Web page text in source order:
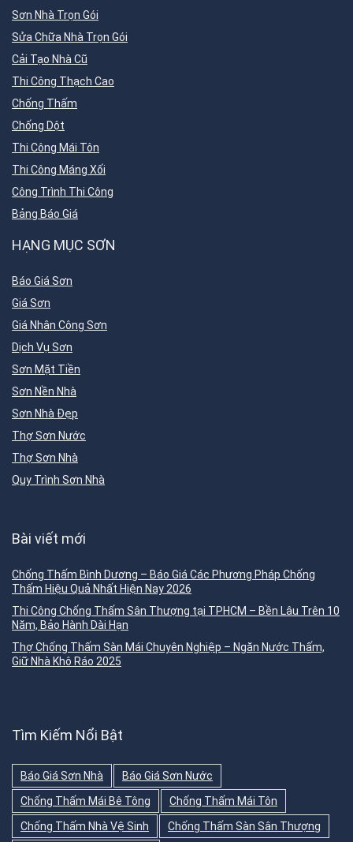
Sơn Nhà Trọn Gói
Sửa Chữa Nhà Trọn Gói
Cải Tạo Nhà Cũ
Thi Công Thạch Cao
Chống Thấm
Chống Dột
Thi Công Mái Tôn
Thi Công Máng Xối
Công Trình Thi Công
Bảng Báo Giá
HẠNG MỤC SƠN
Báo Giá Sơn
Giá Sơn
Giá Nhân Công Sơn
Dịch Vụ Sơn
Sơn Mặt Tiền
Sơn Nền Nhà
Sơn Nhà Đẹp
Thợ Sơn Nước
Thợ Sơn Nhà
Quy Trình Sơn Nhà
Bài viết mới
Chống Thấm Bình Dương – Báo Giá Các Phương Pháp Chống
Thấm Hiệu Quả Nhất Hiện Nay 2026
Thi Công Chống Thấm Sân Thượng tại TPHCM – Bền Lâu Trên 10
Năm, Bảo Hành Dài Hạn
Thợ Chống Thấm Sàn Mái Chuyên Nghiệp – Ngăn Nước Thấm,
Giữ Nhà Khô Ráo 2025
Tìm Kiếm Nổi Bật
Báo Giá Sơn Nhà
Báo Giá Sơn Nước
Chống Thấm Mái Bê Tông
Chống Thấm Mái Tôn
Chống Thấm Nhà Vệ Sinh
Chống Thấm Sàn Sân Thượng